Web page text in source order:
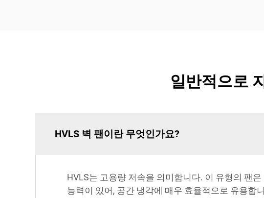
일반적으로
HVLS 벽 팬이란 무엇인가요?
HVLS는 고용량 저속을 의미합니다. 이 유형의 팬
능력이 있어, 공간 냉각에 매우 효율적으로 유용합